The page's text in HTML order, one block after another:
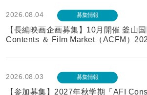
2026.08.04 募集情報
【長編映画企画募集】10月開催 釜山
Contents ＆ Film Market（ACFM）
2026.08.03 募集情報
【参加募集】2027年秋学期「AFI